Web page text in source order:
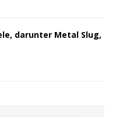
darunter Metal Slug,